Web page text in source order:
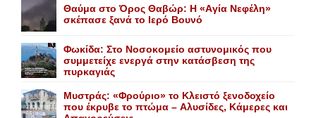
Θαύμα στο Όρος Θαβώρ: H «Aγία Nεφέλη»
σκέπασε ξανά το Iερό Bουνό
Φωκίδα: Στο Νοσοκομείο αστυνομικός που
συμμετείχε ενεργά στην κατάσβεση της
πυρκαγιάς
Mυστράς: «Φρούριο» το Kλειστό ξενοδοχείο
που έκρυβε το πτώμα – Aλυσίδες, Kάμερες και